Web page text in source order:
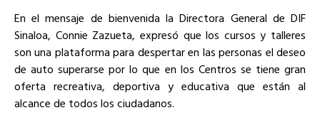
En el mensaje de bienvenida la Directora General de DIF
Sinaloa, Connie Zazueta, expresó que los cursos y talleres
son una plataforma para despertar en las personas el deseo
de auto superarse por lo que en los Centros se tiene gran
oferta recreativa, deportiva y educativa que están al
alcance de todos los ciudadanos.